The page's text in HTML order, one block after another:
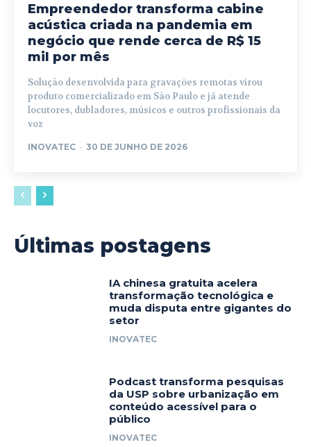
Empreendedor transforma cabine
acústica criada na pandemia em
negócio que rende cerca de R$ 15
mil por mês
Solução desenvolvida para gravações remotas virou
produto comercializado em São Paulo e já atende
locutores, dubladores, músicos e outros profissionais da
voz
INOVATEC - 30 DE JUNHO DE 2026
Últimas postagens
IA chinesa gratuita acelera
transformação tecnológica e
muda disputa entre gigantes do
setor
INOVATEC
Podcast transforma pesquisas
da USP sobre urbanização em
conteúdo acessível para o
público
INOVATEC